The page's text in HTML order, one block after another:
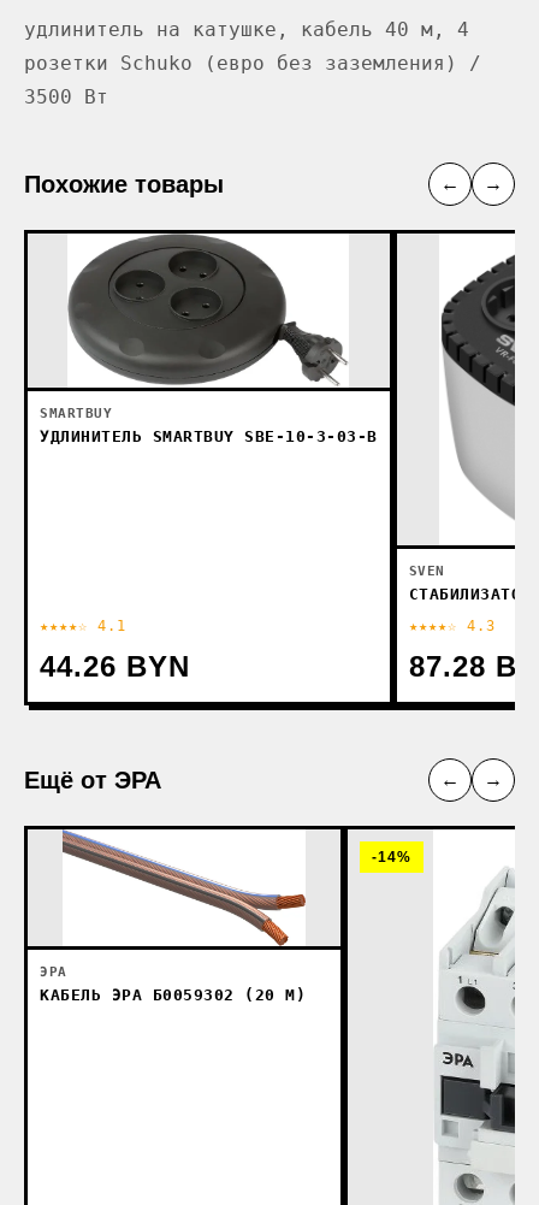
удлинитель на катушке, кабель 40 м, 4
розетки Schuko (евро без заземления) /
3500 Вт
Похожие товары ← →
SMARTBUY
УДЛИНИТЕЛЬ SMARTBUY SBE-10-3-03-B
★★★★☆ 4.1
44.26 BYN
SVEN
★★★★☆ 4.3
87.28
Ещё от ЭРА ← →
ЭРА
КАБЕЛЬ ЭРА Б0059302 (20 М)
-14%